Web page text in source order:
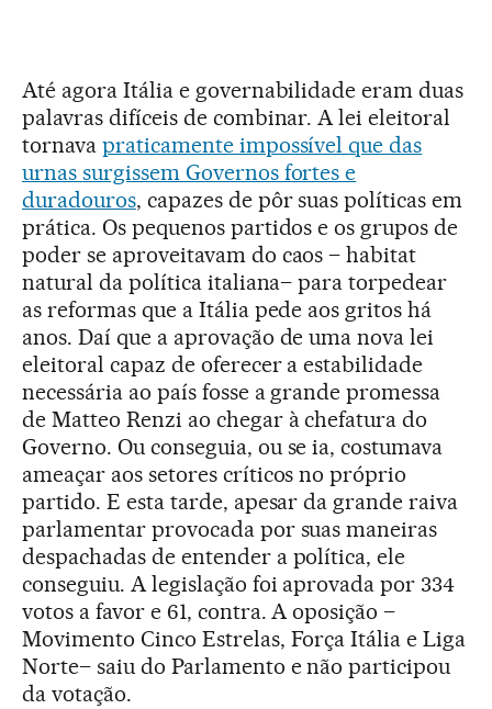
Até agora Itália e governabilidade eram duas
palavras difíceis de combinar. A lei eleitoral
tornava praticamente impossível que das
urnas surgissem Governos fortes e
duradouros, capazes de pôr suas políticas em
prática. Os pequenos partidos e os grupos de
poder se aproveitavam do caos – habitat
natural da política italiana– para torpedear
as reformas que a Itália pede aos gritos há
anos. Daí que a aprovação de uma nova lei
eleitoral capaz de oferecer a estabilidade
necessária ao país fosse a grande promessa
de Matteo Renzi ao chegar à chefatura do
Governo. Ou conseguia, ou se ia, costumava
ameaçar aos setores críticos no próprio
partido. E esta tarde, apesar da grande raiva
parlamentar provocada por suas maneiras
despachadas de entender a política, ele
conseguiu. A legislação foi aprovada por 334
votos a favor e 61, contra. A oposição –
Movimento Cinco Estrelas, Força Itália e Liga
Norte– saiu do Parlamento e não participou
da votação.